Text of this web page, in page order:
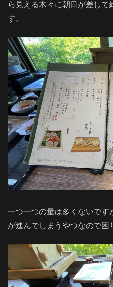
ら見える木々に朝日が差し
す。
一つ一つの量は多くないです
が進んでしまうやつなので困